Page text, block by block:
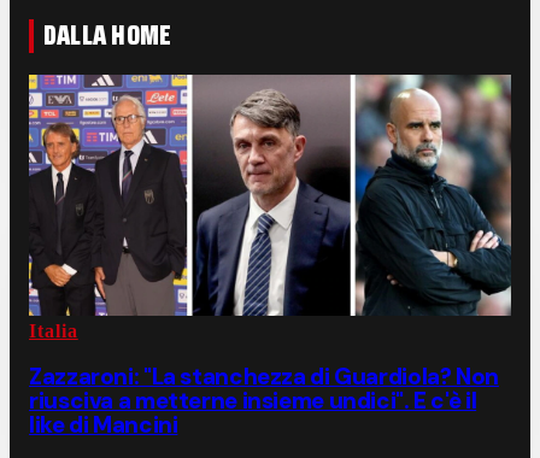
DALLA HOME
Italia
Zazzaroni: "La stanchezza di Guardiola? Non
riusciva a metterne insieme undici". E c'è il
like di Mancini